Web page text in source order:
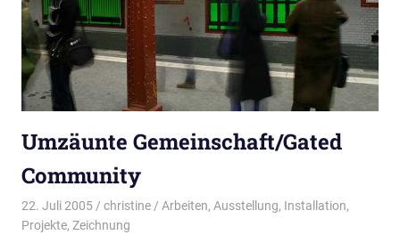
Umzäunte Gemeinschaft/Gated
Community
22. Juli 2005 christine Arbeiten, Ausstellung, Installation,
Projekte, Zeichnung